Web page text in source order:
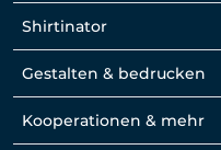
Shirtinator
Gestalten & bedrucken
Kooperationen & mehr